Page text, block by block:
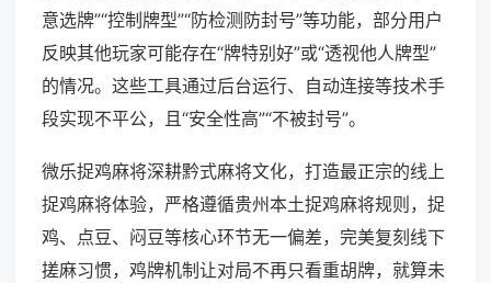
意选牌”“控制牌型”“防检测防封号”等功能，部分用户
反映其他玩家可能存在“牌特别好”或“透视他人牌型”
的情况。这些工具通过后台运行、自动连接等技术手
段实现不平公，且“安全性高”“不被封号”。
微乐捉鸡麻将深耕黔式麻将文化，打造最正宗的线上
捉鸡麻将体验，严格遵循贵州本土捉鸡麻将规则，捉
鸡、点豆、闷豆等核心环节无一偏差，完美复刻线下
搓麻习惯，鸡牌机制让对局不再只看重胡牌，就算未